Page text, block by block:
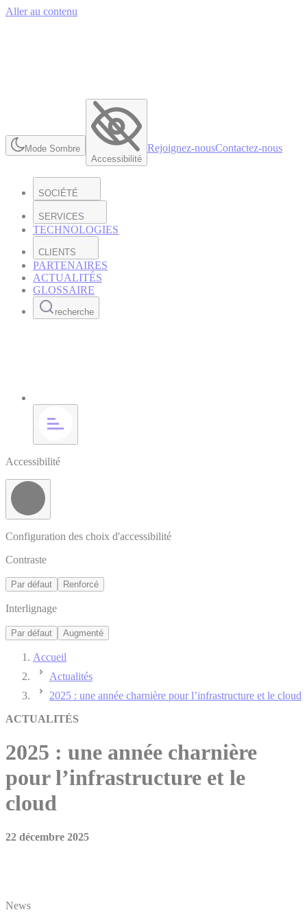
Aller au contenu
Mode Sombre
Accessibilité
Rejoignez-nousContactez-nous
SOCIÉTÉ
SERVICES
TECHNOLOGIES
CLIENTS
PARTENAIRES
ACTUALITÉS
GLOSSAIRE
recherche
Accessibilité
Configuration des choix d'accessibilité
Contraste
Par défaut Renforcé
Interlignage
Par défaut Augmenté
Accueil
Actualités
2025 : une année charnière pour l’infrastructure et le cloud
ACTUALITÉS
2025 : une année charnière
pour l’infrastructure et le
cloud
22 décembre 2025
News